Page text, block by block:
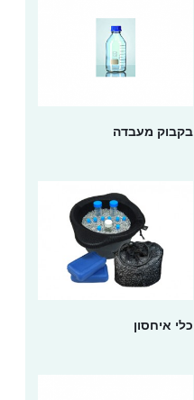
בקבוק מעבדה
כלי איחסון